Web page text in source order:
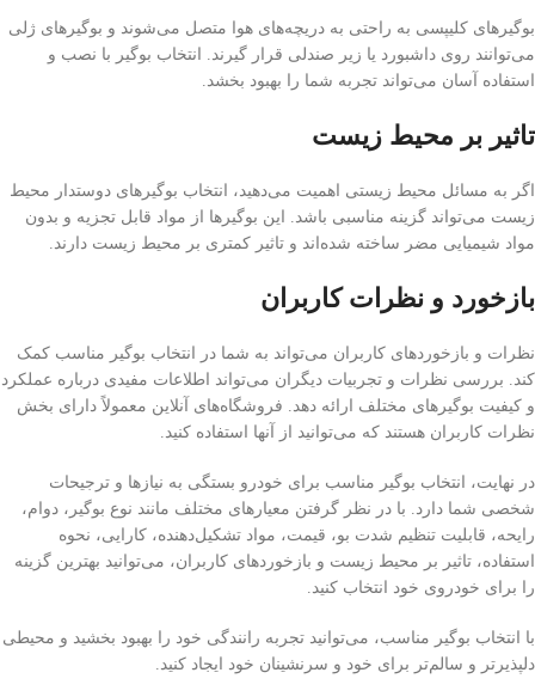
بوگیرهای کلیپسی به راحتی به دریچه‌های هوا متصل می‌شوند و بوگیرهای ژلی
می‌توانند روی داشبورد یا زیر صندلی قرار گیرند. انتخاب بوگیر با نصب و
استفاده آسان می‌تواند تجربه شما را بهبود بخشد.
تاثیر بر محیط زیست
اگر به مسائل محیط زیستی اهمیت می‌دهید، انتخاب بوگیرهای دوستدار محیط
زیست می‌تواند گزینه مناسبی باشد. این بوگیرها از مواد قابل تجزیه و بدون
مواد شیمیایی مضر ساخته شده‌اند و تاثیر کمتری بر محیط زیست دارند.
بازخورد و نظرات کاربران
نظرات و بازخوردهای کاربران می‌تواند به شما در انتخاب بوگیر مناسب کمک
کند. بررسی نظرات و تجربیات دیگران می‌تواند اطلاعات مفیدی درباره عملکرد
و کیفیت بوگیرهای مختلف ارائه دهد. فروشگاه‌های آنلاین معمولاً دارای بخش
نظرات کاربران هستند که می‌توانید از آنها استفاده کنید.
در نهایت، انتخاب بوگیر مناسب برای خودرو بستگی به نیازها و ترجیحات
شخصی شما دارد. با در نظر گرفتن معیارهای مختلف مانند نوع بوگیر، دوام،
رایحه، قابلیت تنظیم شدت بو، قیمت، مواد تشکیل‌دهنده، کارایی، نحوه
استفاده، تاثیر بر محیط زیست و بازخوردهای کاربران، می‌توانید بهترین گزینه
را برای خودروی خود انتخاب کنید.
با انتخاب بوگیر مناسب، می‌توانید تجربه رانندگی خود را بهبود بخشید و محیطی
دلپذیرتر و سالم‌تر برای خود و سرنشینان خود ایجاد کنید.